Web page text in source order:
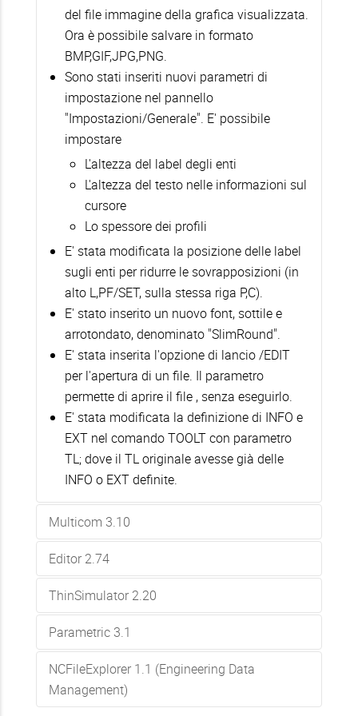
del file immagine della grafica visualizzata.
Ora è possibile salvare in formato
BMP,GIF,JPG,PNG.
Sono stati inseriti nuovi parametri di
impostazione nel pannello
"Impostazioni/Generale". E' possibile
impostare
L'altezza del label degli enti
L'altezza del testo nelle informazioni sul
cursore
Lo spessore dei profili
E' stata modificata la posizione delle label
sugli enti per ridurre le sovrapposizioni (in
alto L,PF/SET, sulla stessa riga P,C).
E' stato inserito un nuovo font, sottile e
arrotondato, denominato "SlimRound".
E' stata inserita l'opzione di lancio /EDIT
per l'apertura di un file. Il parametro
permette di aprire il file , senza eseguirlo.
E' stata modificata la definizione di INFO e
EXT nel comando TOOLT con parametro
TL; dove il TL originale avesse già delle
INFO o EXT definite.
Multicom 3.10
Vedi dettagli.
Editor 2.74
E' stata migliorata la colorazione del testo
sia in caricamento di un documento che al
cambio di font video. Modifica introdotta
per supporto lingue unicode.
ThinSimulator 2.20
Vedi dettagli.
Parametric 3.1
Modificata gestione nome part program
impostato nel file .par. Ora e' prevista :
NCFileExplorer 1.1 (Engineering Data
Management)